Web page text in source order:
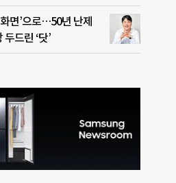
면’으로…50년 난제
드린 ‘닷’